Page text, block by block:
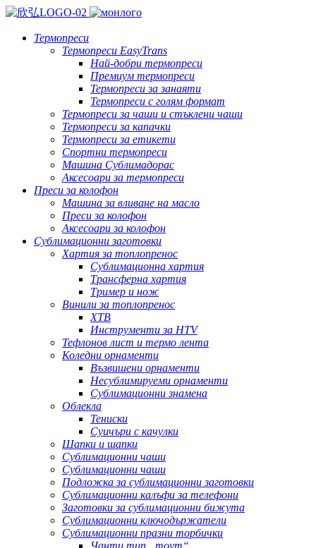
Термопреси
Термопреси EasyTrans
Най-добри термопреси
Премиум термопреси
Термопреси за занаяти
Термопреси с голям формат
Термопреси за чаши и стъклени чаши
Термопреси за капачки
Термопреси за етикети
Спортни термопреси
Машина Сублимадорас
Аксесоари за термопреси
Преси за колофон
Машина за вливане на масло
Преси за колофон
Аксесоари за колофон
Сублимационни заготовки
Хартия за топлопренос
Сублимационна хартия
Трансферна хартия
Тример и нож
Винили за топлопренос
ХТВ
Инструменти за HTV
Тефлонов лист и термо лента
Коледни орнаменти
Възвишени орнаменти
Несублимируеми орнаменти
Сублимационни знамена
Облекла
Тениски
Суичъри с качулки
Шапки и шапки
Сублимационни чаши
Сублимационни чаши
Подложка за сублимационни заготовки
Сублимационни калъфи за телефони
Заготовки за сублимационни бижута
Сублимационни ключодържатели
Сублимационни празни торбички
Чанти тип „тоут“